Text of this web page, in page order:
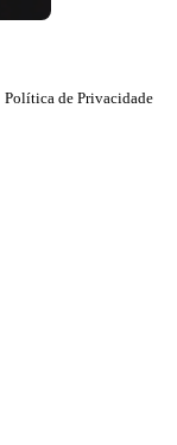
Política de Privacidade